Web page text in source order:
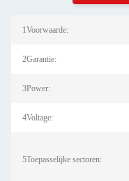
1Voorwaarde:
2Garantie:
3Power:
4Voltage:
5Toepasselijke sectoren: